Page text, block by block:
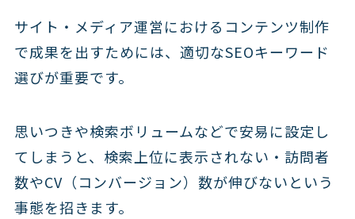
サイト・メディア運営におけるコンテンツ制作
で成果を出すためには、適切なSEOキーワード
選びが重要です。
思いつきや検索ボリュームなどで安易に設定し
てしまうと、検索上位に表示されない・訪問者
数やCV（コンバージョン）数が伸びないという
事態を招きます。